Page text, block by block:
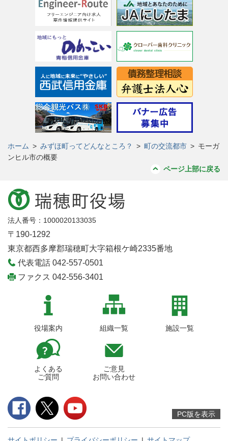
ホーム > みずほ町ってどんなところ？ > 町の交流都市 > モーガ
ンヒル市の概要
ページ上部に戻る
法人番号：1000020133035
〒190-1292
東京都西多摩郡瑞穂町大字箱根ケ崎2335番地
代表電話 042-557-0501
ファクス 042-556-3401
役場案内 組織一覧 施設一覧
よくある
ご質問
ご意見
お問い合わせ
PC版を表示